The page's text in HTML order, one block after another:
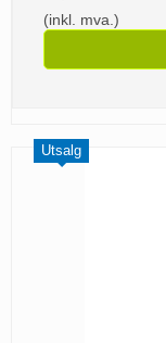
(inkl. mva.)
Utsalg